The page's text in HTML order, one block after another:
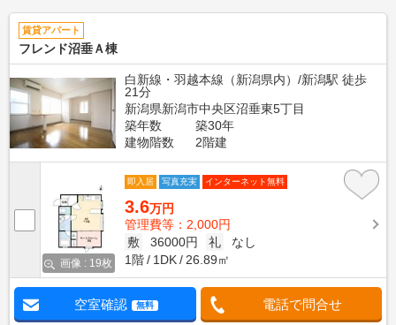
賃貸アパート
フレンド沼垂Ａ棟
白新線・羽越本線（新潟県内）/新潟駅 徒歩
21分
新潟県新潟市中央区沼垂東5丁目
築年数
築30年
建物階数
2階建
画像 : 19枚
即入居 写真充実 インターネット無料
3.6万円
管理費等：2,000円
敷
36000円 礼
なし
1階
1DK 26.89㎡
空室確認 無料 電話で問合せ